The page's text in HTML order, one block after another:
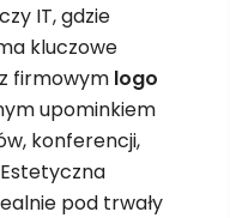
IT, gdzie
kluczowe
firmowym logo
upominkiem
konferencji,
pod trwały